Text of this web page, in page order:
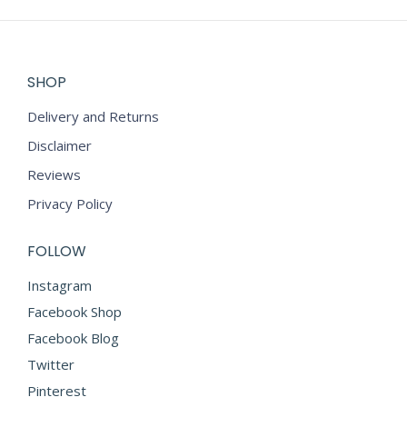
SHOP
Delivery and Returns
Disclaimer
Reviews
Privacy Policy
FOLLOW
Instagram
Facebook Shop
Facebook Blog
Twitter
Pinterest